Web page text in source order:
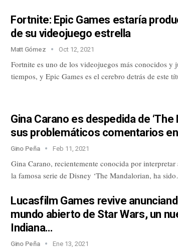
Fortnite: Epic Games estaría
de su videojuego estrella
Matt Gómez Oct 12, 2021
Fortnite es uno de los videojuegos más conocidos y
tiempos, y Epic Games es el cerebro detrás de este
Gina Carano es despedida de ‘The
sus problemáticos comentarios
Gino Peña Feb 11, 2021
Gina Carano, recientemente conocida por
la famosa serie de Disney ‘The Mandalorian, ha
Lucasfilm Games revive
mundo abierto de Star Wars, un
Indiana…
Gino Peña Ene 13, 2021